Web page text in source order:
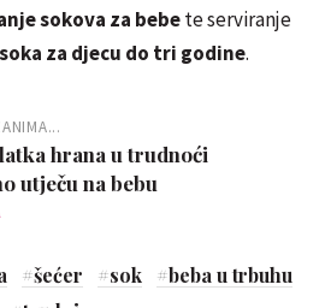
sokova za bebete serviranje
za djecu do tri godine.
hrana u trudnoći
utječu na bebu
#šećer #sok #beba u trbuhu